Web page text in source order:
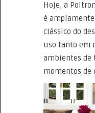
Hoje, a
é
clássico do
uso tanto em
ambientes de
momentos de